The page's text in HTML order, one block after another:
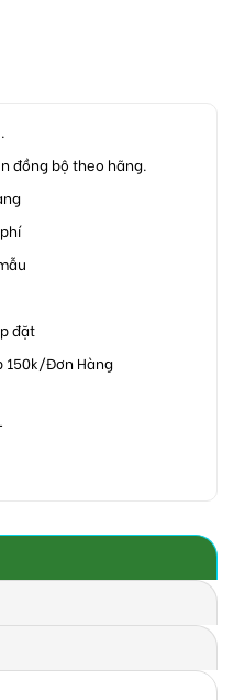
đồng bộ theo hãng.
đặt
150k/Đơn Hàng